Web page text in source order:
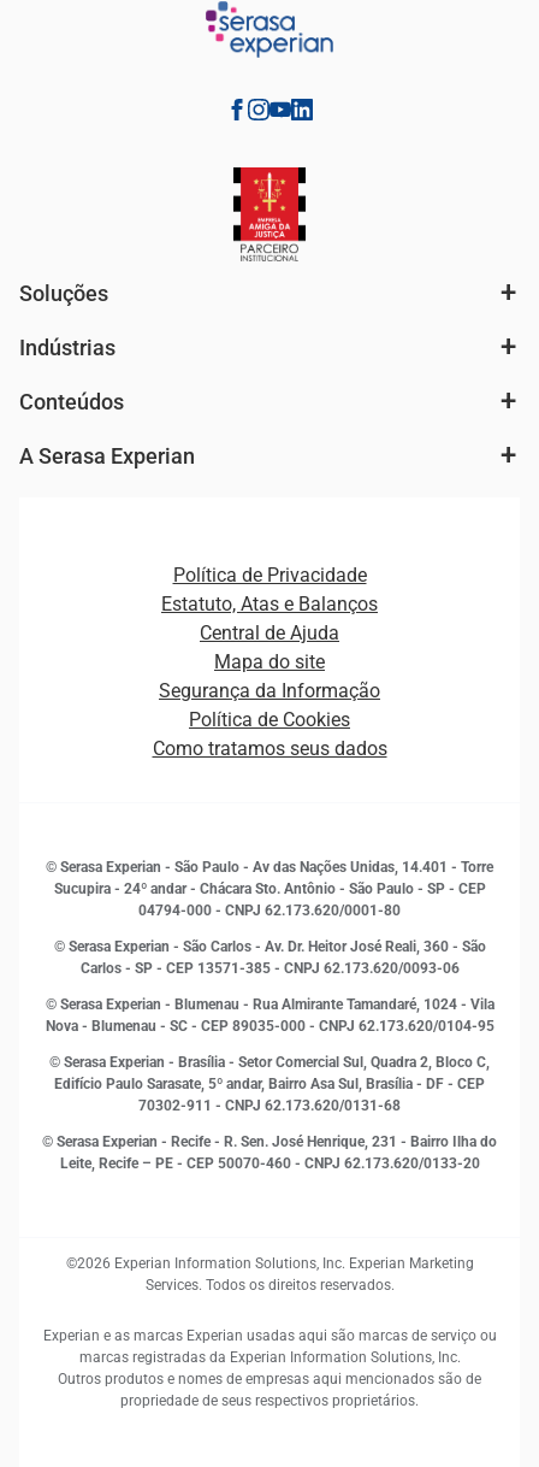
Soluções
Autenticação e Prevenção à Fraude
Cobrança e Recuperação de Dívidas
Plataformas e Motores de decisão
Indústrias
Fintechs
Conteúdos
Ver todo o conteúdo
Curso Gratuito de Saúde Financeira
Empreendedorismo
Estudos e Pesquisas
Inovação e Tecnologia
Leis e impostos
Marketing
Open Finance
Proteção de Dados
Sustentabilidade Corporativa
A Serasa Experian
Distribuidores e representantes
Estrutura Organizacional
Sala de Imprensa
Política de Privacidade
Estatuto, Atas e Balanços
Central de Ajuda
Mapa do site
Segurança da Informação
Política de Cookies
Como tratamos seus dados
© Serasa Experian - São Paulo - Av das Nações Unidas, 14.401 - Torre
Sucupira - 24º andar - Chácara Sto. Antônio - São Paulo - SP - CEP
04794-000 - CNPJ 62.173.620/0001-80
© Serasa Experian - São Carlos - Av. Dr. Heitor José Reali, 360 - São
Carlos - SP - CEP 13571-385 - CNPJ 62.173.620/0093-06
© Serasa Experian - Blumenau - Rua Almirante Tamandaré, 1024 - Vila
Nova - Blumenau - SC - CEP 89035-000 - CNPJ 62.173.620/0104-95
© Serasa Experian - Brasília - Setor Comercial Sul, Quadra 2, Bloco C,
Edifício Paulo Sarasate, 5º andar, Bairro Asa Sul, Brasília - DF - CEP
70302-911 - CNPJ 62.173.620/0131-68
© Serasa Experian - Recife - R. Sen. José Henrique, 231 - Bairro Ilha do
Leite, Recife – PE - CEP 50070-460 - CNPJ 62.173.620/0133-20
©2026 Experian Information Solutions, Inc. Experian Marketing
Services. Todos os direitos reservados.
Experian e as marcas Experian usadas aqui são marcas de serviço ou
marcas registradas da Experian Information Solutions, Inc.
Outros produtos e nomes de empresas aqui mencionados são de
propriedade de seus respectivos proprietários.